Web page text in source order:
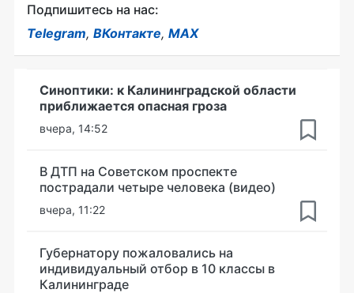
Подпишитесь на нас:
Telegram, ВКонтакте, MAX
Синоптики: к Калининградской области
приближается опасная гроза
вчера, 14:52
В ДТП на Советском проспекте
пострадали четыре человека (видео)
вчера, 11:22
Губернатору пожаловались на
индивидуальный отбор в 10 классы в
Калининграде